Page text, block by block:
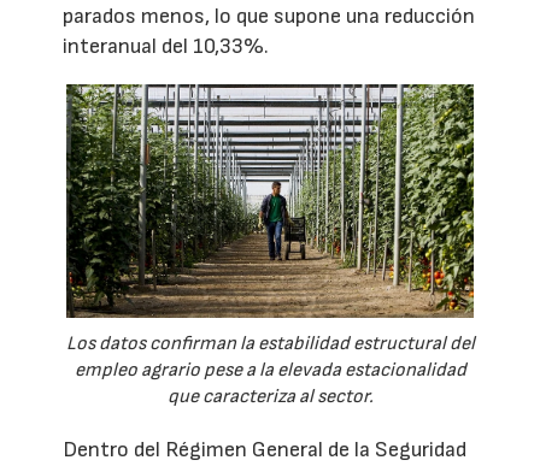
parados menos, lo que supone una reducción
interanual del 10,33%.
Los datos confirman la estabilidad estructural del
empleo agrario pese a la elevada estacionalidad
que caracteriza al sector.
Dentro del Régimen General de la Seguridad